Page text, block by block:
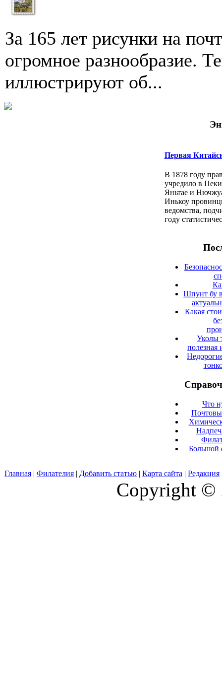
За 165 лет рисунки на
огромное разнообразие.
иллюстри­руют об...
Первая
В 1878 году
учредило в
Яньтае и
Инькоу
ведомства,
году
Шпунт бу
Какая
Уколы
полезная
Что
Большой
Главная | Филателия | Добавить статью | Карта сайта | Редакция
Copyright ©